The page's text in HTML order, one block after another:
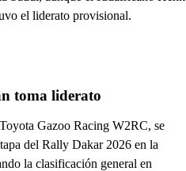
el liderato provisional.
toma liderato
Gazoo Racing W2RC, se
del Rally Dakar 2026 en la
la clasificación general en